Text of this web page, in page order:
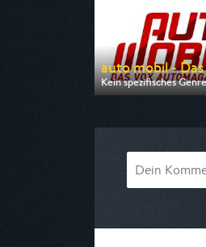
auto mobil -
Kein spezifisches
Ausgestrahlt von VOX